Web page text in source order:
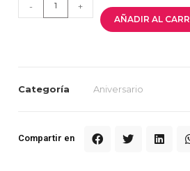
- +
AÑADIR AL
Categoría Aniversario
Compartir en